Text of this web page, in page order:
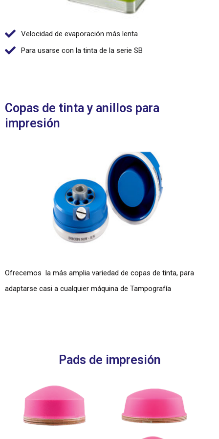
Velocidad de evaporación más lenta
Para usarse con la tinta de la serie SB
Copas de tinta y anillos para
impresión
Ofrecemos la más amplia variedad de copas de tinta, para
adaptarse casi a cualquier máquina de Tampografía
Pads de impresión